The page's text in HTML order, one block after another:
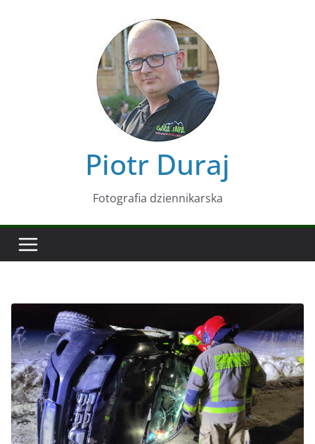
Piotr Duraj
Fotografia dziennikarska